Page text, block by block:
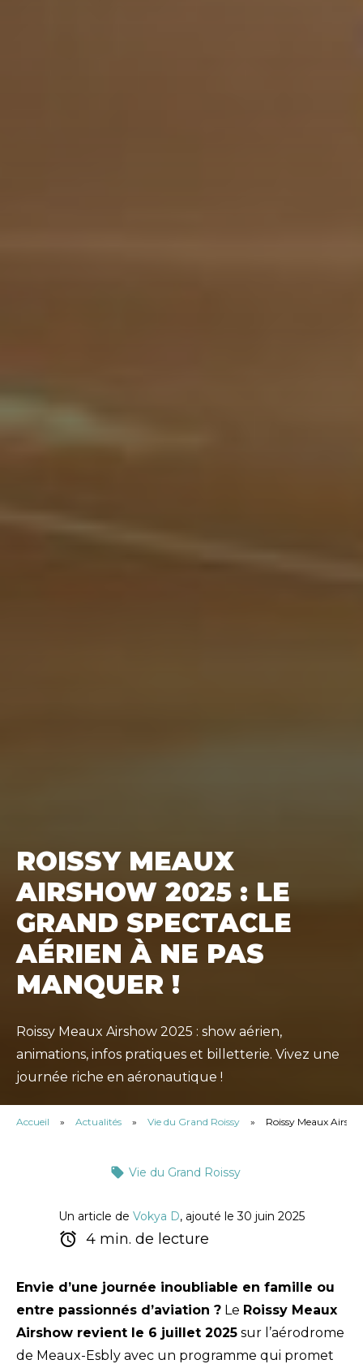
ROISSY MEAUX
AIRSHOW 2025 : LE
GRAND SPECTACLE
AÉRIEN À NE PAS
MANQUER !
Roissy Meaux Airshow 2025 : show aérien,
animations, infos pratiques et billetterie. Vivez une
journée riche en aéronautique !
Accueil » Actualités » Vie du Grand Roissy » Roissy Meaux
Vie du Grand Roissy
Un article de Vokya D, ajouté le 30 juin 2025
4 min. de lecture
Envie d’une journée inoubliable en famille ou
entre passionnés d’aviation ? Le Roissy Meaux
Airshow revient le 6 juillet 2025 sur l’aérodrome
de Meaux-Esbly avec un programme qui promet